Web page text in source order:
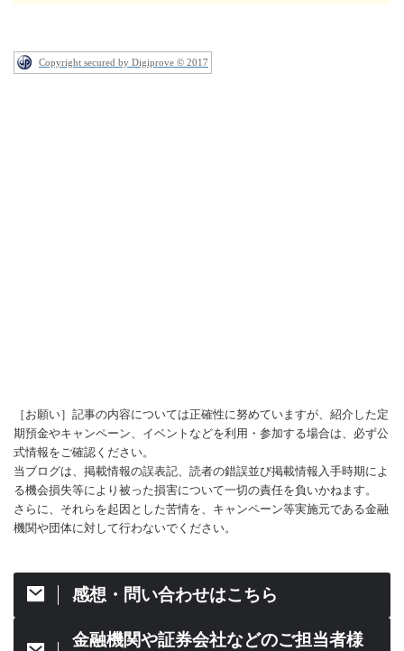
Copyright secured by Digiprove © 2017
［お願い］記事の内容については正確性に努めていますが、紹介した定
期預金やキャンペーン、イベントなどを利用・参加する場合は、必ず公
式情報をご確認ください。
当ブログは、掲載情報の誤表記、読者の錯誤並び掲載情報入手時期によ
る機会損失等により被った損害について一切の責任を負いかねます。
さらに、それらを起因とした苦情を、キャンペーン等実施元である金融
機関や団体に対して行わないでください。
感想・問い合わせはこちら
金融機関や証券会社などのご担当者様